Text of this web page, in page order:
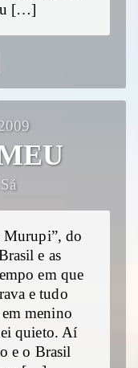
[…]
Murupi”, do
e as
em que
e tudo
menino
quieto. Aí
e o Brasil